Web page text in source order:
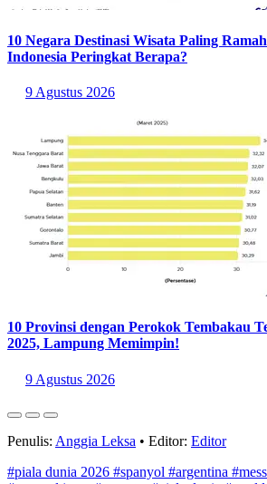
mendominasi dengan 59% suara berbanding
Eropa, persaingan berlangsung paling ketat
unggul tipis dengan perolehan 53% suara
Baca Juga:Hasil Spain 1-0 Argentina Final
Dramatis Ferrán Torres di Menit 106 Bawa
Sumber:
https://www.marca.com/en/world-cup/2026/
Statistik Terbaru